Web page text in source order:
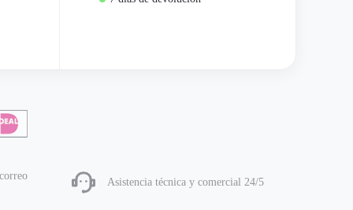
Asistencia técnica y comercial 24/5